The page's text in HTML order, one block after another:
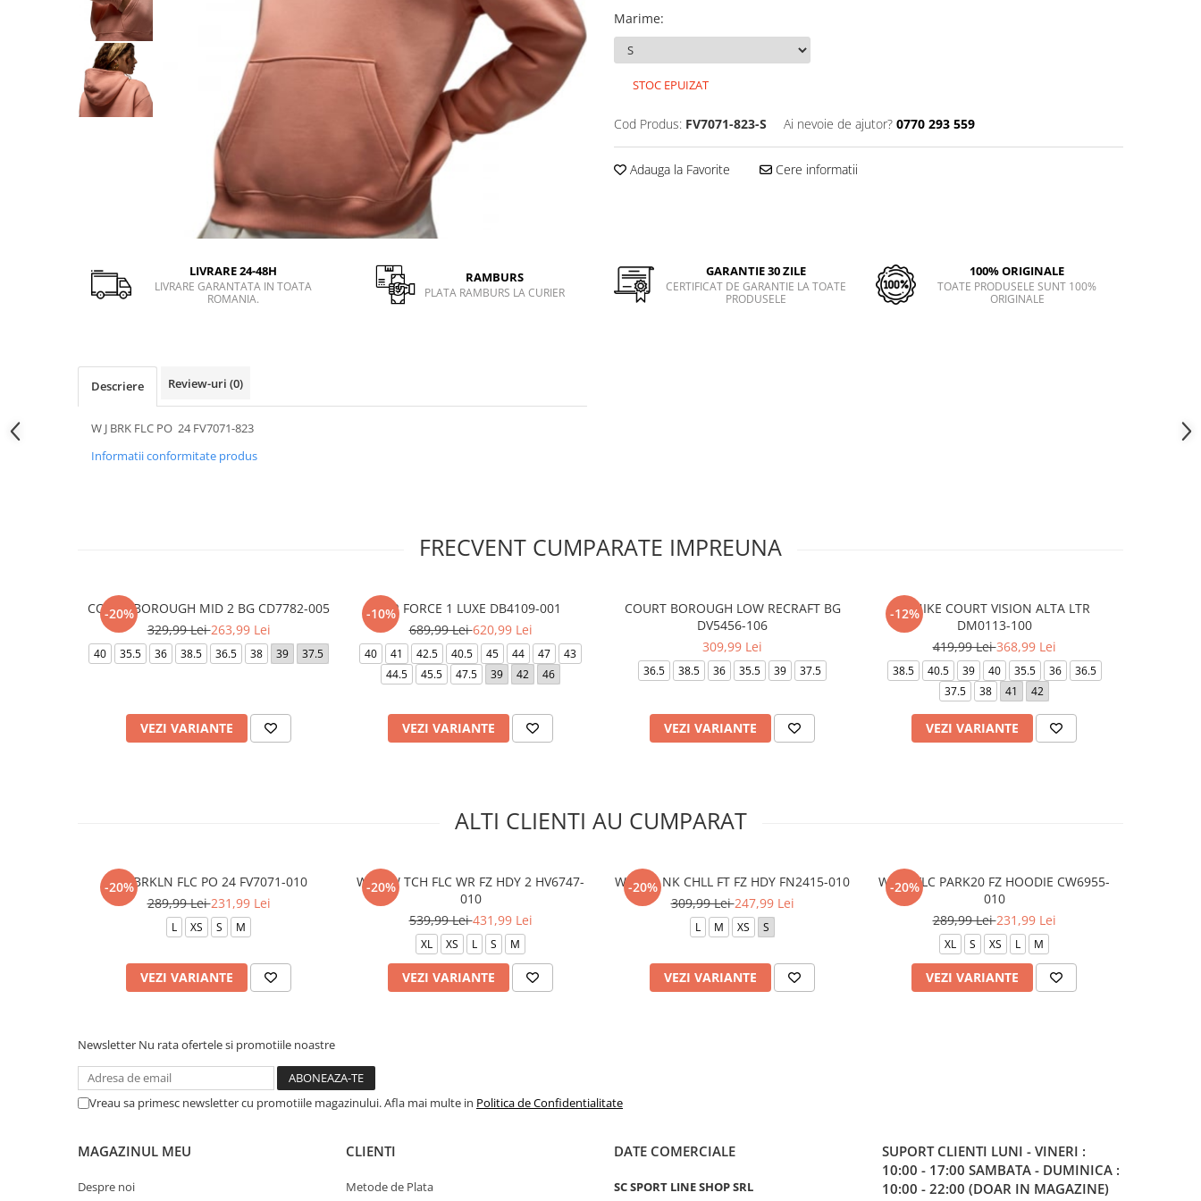
Pantofi sport femei
Sandale & Slapi copii
Marime:
STOC EPUIZAT
Cod Produs: FV7071-823-S Ai nevoie de ajutor? 0770 293 559
Adauga la Favorite Cere informatii
LIVRARE 24-48H
LIVRARE GARANTATA IN TOATA
ROMANIA.
RAMBURS
PLATA RAMBURS LA CURIER
GARANTIE 30 ZILE
CERTIFICAT DE GARANTIE LA TOATE
PRODUSELE
100% ORIGINALE
TOATE PRODUSELE SUNT 100%
ORIGINALE
Descriere Review-uri (0)
W J BRK FLC PO 24 FV7071-823
Informatii conformitate produs
FRECVENT CUMPARATE IMPREUNA
-20%
COURT BOROUGH MID 2 BG CD7782-005
329,99 Lei263,99 Lei
40 35.5 36 38.5 36.5 38 39 37.5
VEZI VARIANTE
-10%AIR FORCE 1 LUXE DB4109-001
689,99 Lei620,99 Lei
40 41 42.5 40.5 45 44 47
43
44.5
45.5 47.5 39 42 46
VEZI VARIANTE
COURT BOROUGH LOW RECRAFT BG
DV5456-106
309,99 Lei
36.5 38.5 36 35.5 39 37.5
VEZI VARIANTE
-12%
W NIKE COURT VISION ALTA LTR
DM0113-100
419,99 Lei368,99 Lei
38.5 40.5 39 40 35.5 36
36.5
37.5
38 41 42
VEZI VARIANTE
ALTI CLIENTI AU CUMPARAT
-20%
W J BRKLN FLC PO 24 FV7071-010
289,99 Lei231,99 Lei
L XS S M
VEZI VARIANTE
-20%
W NSW TCH FLC WR FZ HDY 2 HV6747-
010
539,99 Lei431,99 Lei
XL XS L S M
VEZI VARIANTE
-20%
W NSW NK CHLL FT FZ HDY FN2415-010
309,99 Lei247,99 Lei
L M XS S
VEZI VARIANTE
-20%
W NK FLC PARK20 FZ HOODIE CW6955-
010
289,99 Lei231,99 Lei
XL S XS L M
VEZI VARIANTE
Newsletter Nu rata ofertele si promotiile noastre
Vreau sa primesc newsletter cu promotiile magazinului. Afla mai multe in Politica de Confidentialitate
MAGAZINUL MEU
Despre noi
CLIENTI
Metode de Plata
DATE COMERCIALE
SC SPORT LINE SHOP SRL
SUPORT CLIENTI LUNI - VINERI :
10:00 - 17:00 SAMBATA - DUMINICA :
10:00 - 22:00 (DOAR IN MAGAZINE)